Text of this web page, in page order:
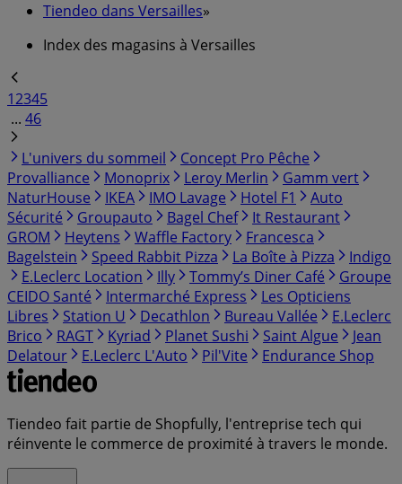
Tiendeo dans Versailles»
Index des magasins à Versailles
12345
... 46
L'univers du sommeil
Concept Pro Pêche
Provalliance
Monoprix Leroy Merlin
Gamm vert
NaturHouse
IKEA IMO Lavage Hotel F1
Auto
Sécurité
Groupauto Bagel Chef
It Restaurant
GROM
Heytens Waffle Factory
Francesca
Bagelstein
Speed Rabbit Pizza La Boîte à Pizza
Indigo
E.Leclerc Location
Illy Tommy’s Diner Café
Groupe
CEIDO Santé
Intermarché Express
Les Opticiens
Libres
Station U Decathlon Bureau Vallée
E.Leclerc
Brico
RAGT Kyriad Planet Sushi Saint Algue
Jean
Delatour
E.Leclerc L'Auto Pil'Vite Endurance Shop
Tiendeo fait partie de Shopfully, l'entreprise tech qui
réinvente le commerce de proximité à travers le monde.